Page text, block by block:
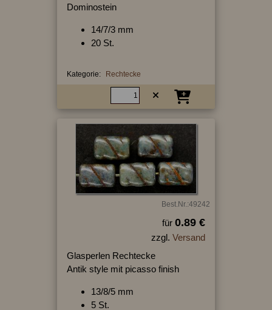
Dominostein
14/7/3 mm
20 St.
Kategorie: Rechtecke
Best.Nr.:49242
für 0.89 €
zzgl. Versand
Glasperlen Rechtecke
Antik style mit picasso finish
13/8/5 mm
5 St.